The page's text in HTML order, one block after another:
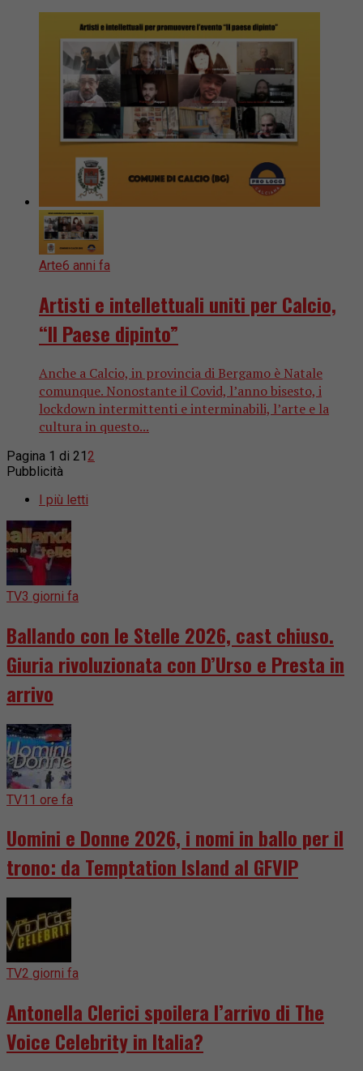
Arte6 anni fa
Artisti e intellettuali uniti per Calcio,
“Il Paese dipinto”
Anche a Calcio, in provincia di Bergamo è Natale
comunque. Nonostante il Covid, l’anno bisesto, i
lockdown intermittenti e interminabili, l’arte e la
cultura in questo...
Pagina 1 di 21 2
Pubblicità
I più letti
TV3 giorni fa
Ballando con le Stelle 2026, cast chiuso.
Giuria rivoluzionata con D’Urso e Presta in
arrivo
TV11 ore fa
Uomini e Donne 2026, i nomi in ballo per il
trono: da Temptation Island al GFVIP
TV2 giorni fa
Antonella Clerici spoilera l’arrivo di The
Voice Celebrity in Italia?